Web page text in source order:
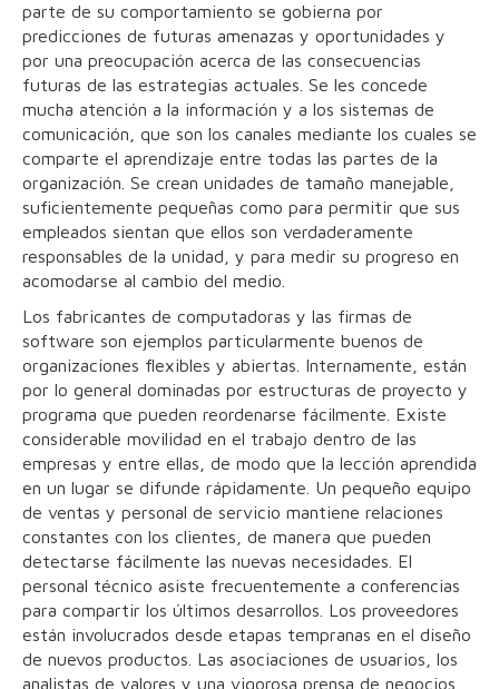
parte de su comportamiento se gobierna por
predicciones de futuras amenazas y oportunidades y
por una preocupación acerca de las consecuencias
futuras de las estrategias actuales. Se les concede
mucha atención a la información y a los sistemas de
comunicación, que son los canales mediante los cuales se
comparte el aprendizaje entre todas las partes de la
organización. Se crean unidades de tamaño manejable,
suficientemente pequeñas como para permitir que sus
empleados sientan que ellos son verdaderamente
responsables de la unidad, y para medir su progreso en
acomodarse al cambio del medio.
Los fabricantes de computadoras y las firmas de
software son ejemplos particularmente buenos de
organizaciones flexibles y abiertas. Internamente, están
por lo general dominadas por estructuras de proyecto y
programa que pueden reordenarse fácilmente. Existe
considerable movilidad en el trabajo dentro de las
empresas y entre ellas, de modo que la lección aprendida
en un lugar se difunde rápidamente. Un pequeño equipo
de ventas y personal de servicio mantiene relaciones
constantes con los clientes, de manera que pueden
detectarse fácilmente las nuevas necesidades. El
personal técnico asiste frecuentemente a conferencias
para compartir los últimos desarrollos. Los proveedores
están involucrados desde etapas tempranas en el diseño
de nuevos productos. Las asociaciones de usuarios, los
analistas de valores y una vigorosa prensa de negocios